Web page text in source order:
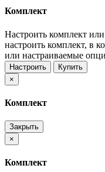
Комплект
Настроить комплект
настроить комплект, в
или настраиваемые
Настроить
Купить
×
Комплект
Закрыть
×
Комплект